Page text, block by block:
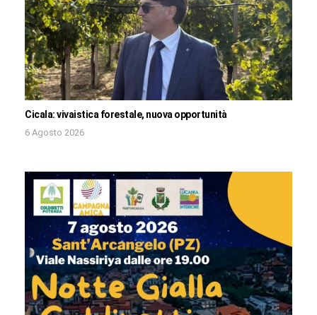
Cicala: vivaistica forestale, nuova opportunità
6 Agosto 2026